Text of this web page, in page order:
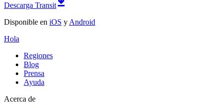
Descarga Transit
Disponible en iOS y Android
Hola
Regiones
Blog
Prensa
Ayuda
Acerca de